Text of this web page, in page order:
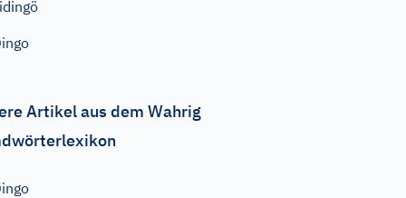
Artikel aus dem Wahrig